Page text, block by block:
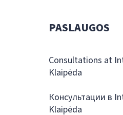
PASLAUGOS
Consultations at
Klaipėda
Консультации в
Klaipėda